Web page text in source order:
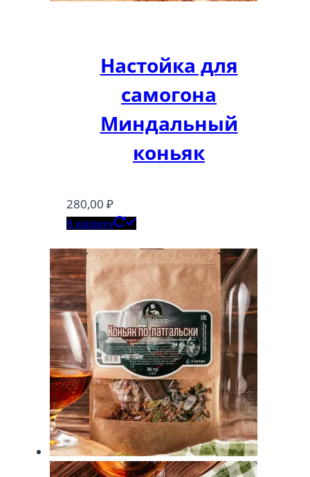
Настойка для
самогона
Миндальный
коньяк
280,00 ₽
В корзину